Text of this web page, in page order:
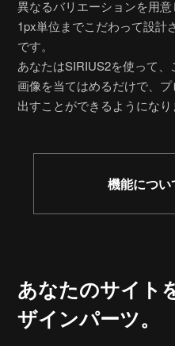
異なるバリエーションを用
1px単位までこだわって設計
です。
あなたはSIRIUS2を使って
画像を当てはめるだけで、
出すことができるようになり
機能につい
あなたのサイト
ザインパーツ。